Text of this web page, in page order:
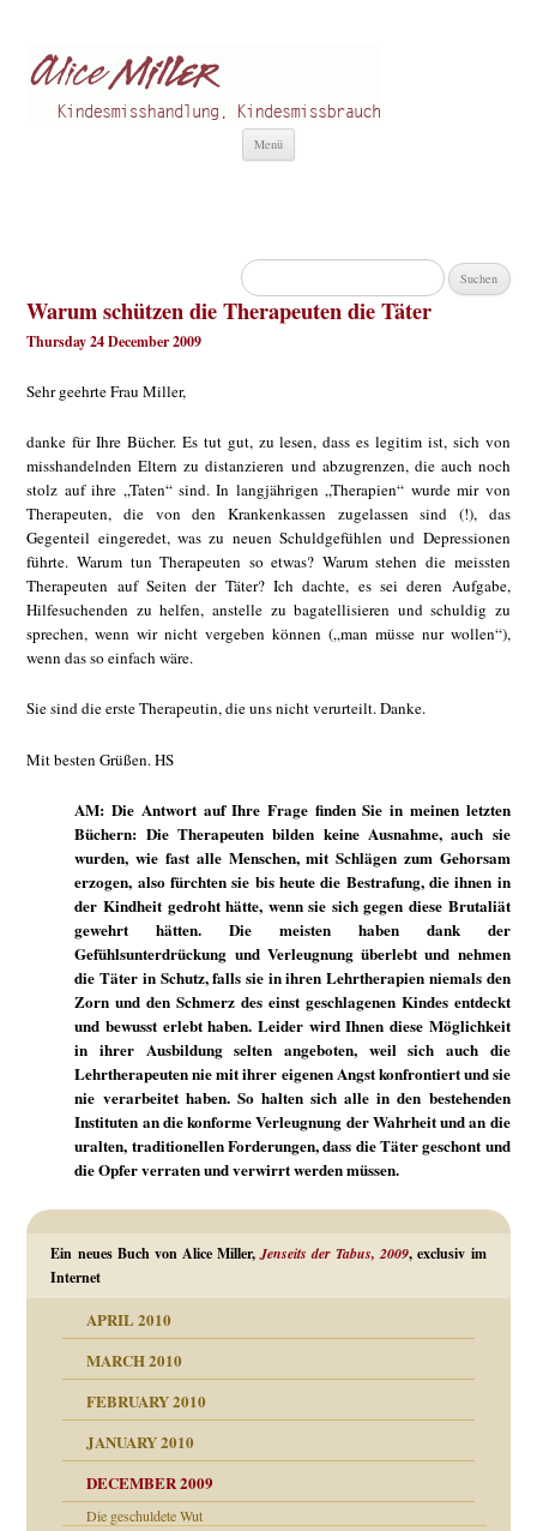
Menü
Suchen
nach:
Warum schützen die Therapeuten die Täter
Thursday 24 December 2009
Sehr geehrte Frau Miller,
danke für Ihre Bücher. Es tut gut, zu lesen, dass es legitim ist, sich von
misshandelnden Eltern zu distanzieren und abzugrenzen, die auch noch
stolz auf ihre „Taten“ sind. In langjährigen „Therapien“ wurde mir von
Therapeuten, die von den Krankenkassen zugelassen sind (!), das
Gegenteil eingeredet, was zu neuen Schuldgefühlen und Depressionen
führte. Warum tun Therapeuten so etwas? Warum stehen die meissten
Therapeuten auf Seiten der Täter? Ich dachte, es sei deren Aufgabe,
Hilfesuchenden zu helfen, anstelle zu bagatellisieren und schuldig zu
sprechen, wenn wir nicht vergeben können („man müsse nur wollen“),
wenn das so einfach wäre.
Sie sind die erste Therapeutin, die uns nicht verurteilt. Danke.
Mit besten Grüßen. HS
AM: Die Antwort auf Ihre Frage finden Sie in meinen letzten
Büchern: Die Therapeuten bilden keine Ausnahme, auch sie
wurden, wie fast alle Menschen, mit Schlägen zum Gehorsam
erzogen, also fürchten sie bis heute die Bestrafung, die ihnen in
der Kindheit gedroht hätte, wenn sie sich gegen diese Brutaliät
gewehrt hätten. Die meisten haben dank der
Gefühlsunterdrückung und Verleugnung überlebt und nehmen
die Täter in Schutz, falls sie in ihren Lehrtherapien niemals den
Zorn und den Schmerz des einst geschlagenen Kindes entdeckt
und bewusst erlebt haben. Leider wird Ihnen diese Möglichkeit
in ihrer Ausbildung selten angeboten, weil sich auch die
Lehrtherapeuten nie mit ihrer eigenen Angst konfrontiert und sie
nie verarbeitet haben. So halten sich alle in den bestehenden
Instituten an die konforme Verleugnung der Wahrheit und an die
uralten, traditionellen Forderungen, dass die Täter geschont und
die Opfer verraten und verwirrt werden müssen.
Ein neues Buch von Alice Miller,Jenseits der Tabus, 2009, exclusiv im
Internet
APRIL 2010
MARCH 2010
FEBRUARY 2010
JANUARY 2010
DECEMBER 2009
Die geschuldete Wut